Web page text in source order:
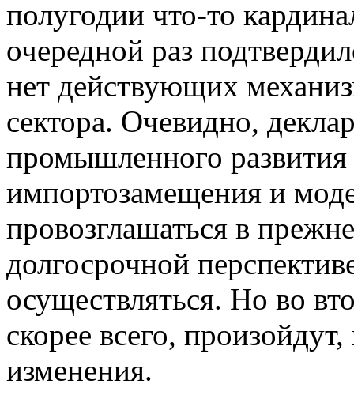
полугодии что-то
очередной раз
нет действующих
сектора. Очевидно,
промышленного
импортозамещения и
провозглашаться в
долгосрочной
осуществляться. Но во
скорее всего,
изменения.